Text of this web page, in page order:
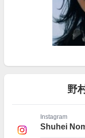
野
Instagram
Shuhei